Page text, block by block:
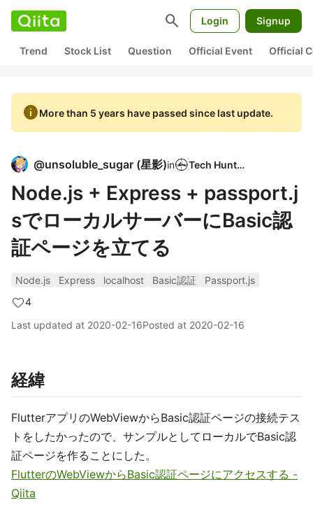
search Login Signup
Trend Stock List Question Official Event Official
infoMore than 5 years have passed since last update.
@unsoluble_sugar (星影)in Tech Hunter
Node.js + Express + passport.j
sでローカルサーバーにBasic認
証ページを立てる
Node.js Express localhost Basic認証
Passport.js
4
Last updated at 2020-02-16Posted at 2020-02-16
経緯
FlutterアプリのWebViewからBasic認証ページの接続テス
トをしたかったので、サンプルとしてローカルでBasic認
証ページを作ることにした。
FlutterのWebViewからBasic認証ページにアクセスする -
Qiita